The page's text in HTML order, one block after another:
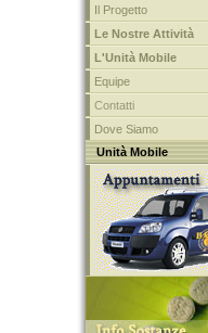
Il Progetto
Le Nostre Attività
L'Unità Mobile
Equipe
Contatti
Dove Siamo
Unità Mobile